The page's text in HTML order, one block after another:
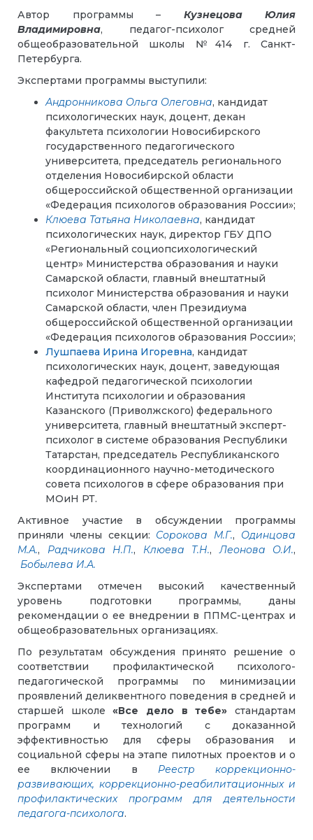
Автор программы – Кузнецова Юлия
Владимировна, педагог-психолог средней
общеобразовательной школы №414 г. Санкт-
Петербурга.
Экспертами программы выступили:
Андронникова Ольга Олеговна, кандидат
психологических наук, доцент, декан
факультета психологии Новосибирского
государственного педагогического
университета, председатель регионального
отделения Новосибирской области
общероссийской общественной организации
«Федерация психологов образования России»;
Клюева Татьяна Николаевна, кандидат
психологических наук, директор ГБУ ДПО
«Региональный социопсихологический
центр» Министерства образования и науки
Самарской области, главный внештатный
психолог Министерства образования и науки
Самарской области, член Президиума
общероссийской общественной организации
«Федерация психологов образования России»;
Лушпаева Ирина Игоревна, кандидат
психологических наук, доцент, заведующая
кафедрой педагогической психологии
Института психологии и образования
Казанского (Приволжского) федерального
университета, главный внештатный эксперт-
психолог в системе образования Республики
Татарстан, председатель Республиканского
координационного научно-методического
совета психологов в сфере образования при
МОиН РТ.
Активное участие в обсуждении программы
приняли члены секции: Сорокова М.Г., Одинцова
М.А., Радчикова Н.П., Клюева Т.Н.,Леонова О.И.,
Бобылева И.А.
Экспертами отмечен высокий качественный
уровень подготовки программы, даны
рекомендации о ее внедрении в ППМС-центрах и
общеобразовательных организациях.
По результатам обсуждения принято решение о
соответствии профилактической психолого-
педагогической программы по минимизации
проявлений деликвентного поведения в средней и
старшей школе«Все дело в тебе»стандартам
программ и технологий с доказанной
эффективностью для сферы образования и
социальной сферы на этапе пилотных проектов и о
ее включении в Реестр коррекционно-
развивающих, коррекционно-реабилитационных и
профилактических программ для деятельности
педагога-психолога.